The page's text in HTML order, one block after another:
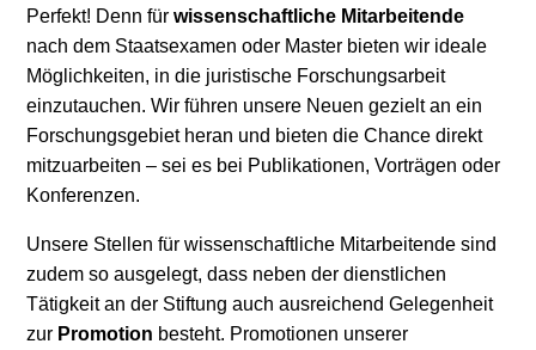
Schriften zum
Umweltenergierecht
Perfekt! Denn für wissenschaftliche Mitarbeitende
nach dem Staatsexamen oder Master bieten wir ideale
Möglichkeiten, in die juristische Forschungsarbeit
einzutauchen. Wir führen unsere Neuen gezielt an ein
Forschungsgebiet heran und bieten die Chance direkt
mitzuarbeiten – sei es bei Publikationen, Vorträgen oder
Konferenzen.
Unsere Stellen für wissenschaftliche Mitarbeitende sind
zudem so ausgelegt, dass neben der dienstlichen
Tätigkeit an der Stiftung auch ausreichend Gelegenheit
zur Promotion besteht. Promotionen unserer